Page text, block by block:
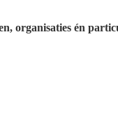
organisaties én